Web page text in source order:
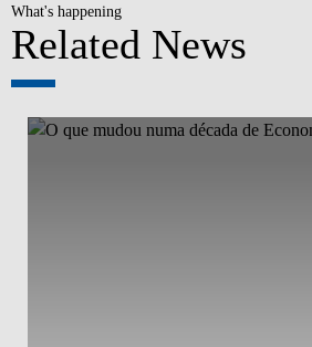
What's happening
Related News